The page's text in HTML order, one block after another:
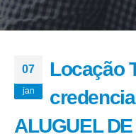
07
jan
Locação
ALUGUEL